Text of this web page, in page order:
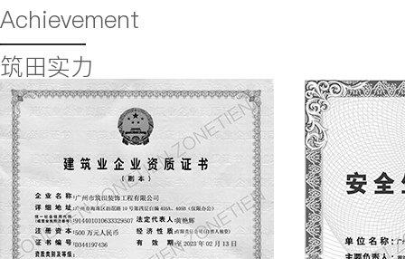
Achievement
筑田实力